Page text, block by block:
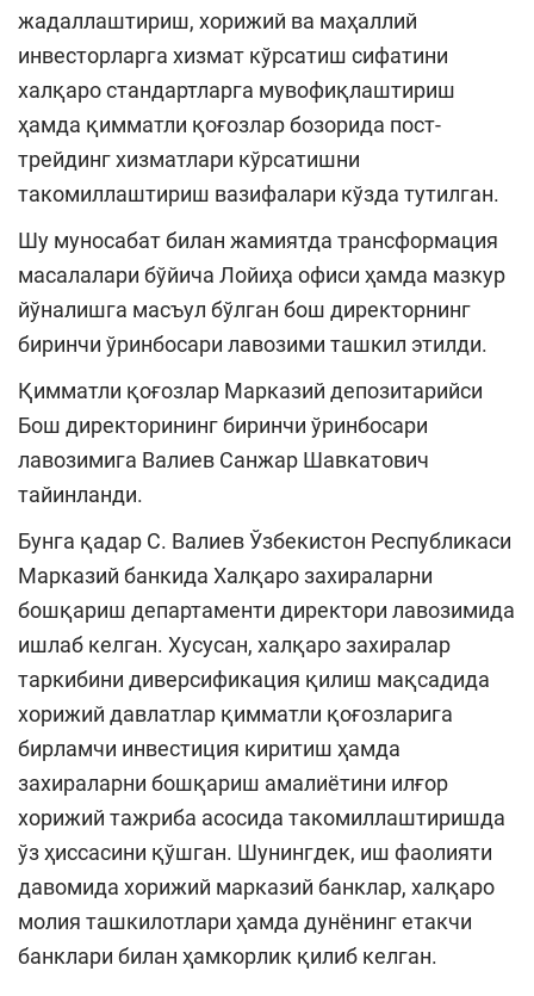
жадаллаштириш, хорижий ва маҳаллий
инвесторларга хизмат кўрсатиш сифатини
халқаро стандартларга мувофиқлаштириш
ҳамда қимматли қоғозлар бозорида пост-
трейдинг хизматлари кўрсатишни
такомиллаштириш вазифалари кўзда тутилган.
Шу муносабат билан жамиятда трансформация
масалалари бўйича Лойиҳа офиси ҳамда мазкур
йўналишга масъул бўлган бош директорнинг
биринчи ўринбосари лавозими ташкил этилди.
Қимматли қоғозлар Марказий депозитарийси
Бош директорининг биринчи ўринбосари
лавозимига Валиев Санжар Шавкатович
тайинланди.
Бунга қадар С. Валиев Ўзбекистон Республикаси
Марказий банкида Халқаро захираларни
бошқариш департаменти директори лавозимида
ишлаб келган. Хусусан, халқаро захиралар
таркибини диверсификация қилиш мақсадида
хорижий давлатлар қимматли қоғозларига
бирламчи инвестиция киритиш ҳамда
захираларни бошқариш амалиётини илғор
хорижий тажриба асосида такомиллаштиришда
ўз ҳиссасини қўшган. Шунингдек, иш фаолияти
давомида хорижий марказий банклар, халқаро
молия ташкилотлари ҳамда дунёнинг етакчи
банклари билан ҳамкорлик қилиб келган.